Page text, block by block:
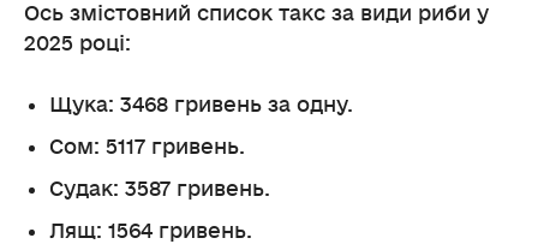
Ось змістовний список такс за види риби у
2025 році:
Щука: 3468 гривень за одну.
Сом: 5117 гривень.
Судак: 3587 гривень.
Лящ: 1564 гривень.